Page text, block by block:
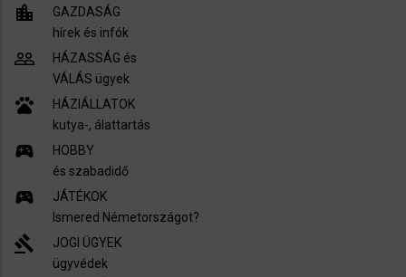
location_city
GAZDASÁG
hírek és infók
people_outline
HÁZASSÁG és
VÁLÁS ügyek
pets
HÁZIÁLLATOK
kutya-, álattartás
sports_esports
HOBBY
és szabadidő
sports_esports
JÁTÉKOK
Ismered Németországot?
gavel
JOGI ÜGYEK
ügyvédek